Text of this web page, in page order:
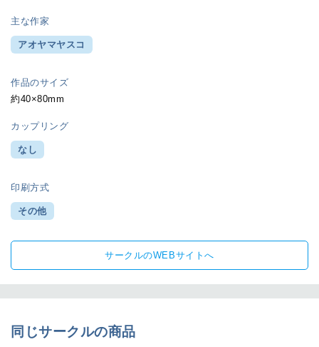
主な作家
アオヤマヤスコ
作品のサイズ
約40×80mm
カップリング
なし
印刷方式
その他
サークルのWEBサイトへ
同じサークルの商品